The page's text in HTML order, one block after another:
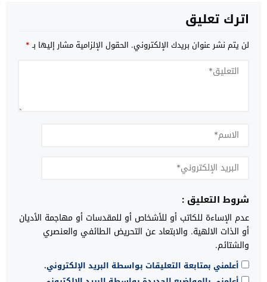
اترك تعليق
لن يتم نشر عنوان بريدك الإلكتروني. الحقول الإلزامية مشار إليها بـ*
شروط التعليق :
عدم الإساءة للكاتب أو للأشخاص أو للمقدسات أو مهاجمة الأديان
أو الذات الالهية. والابتعاد عن التحريض الطائفي والعنصري
والشتائم.
أعلمني بمتابعة التعليقات بواسطة البريد الإلكتروني.